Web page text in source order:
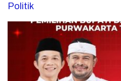
Politik